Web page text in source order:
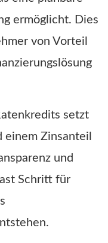
ermöglicht. Dies
von Vorteil
setzt
einem Zinsanteil
und
Schritt für